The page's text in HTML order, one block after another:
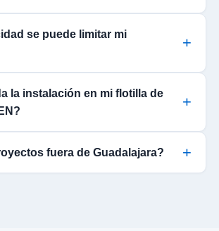
se puede limitar mi
la instalación en mi flotilla de
fuera de Guadalajara?